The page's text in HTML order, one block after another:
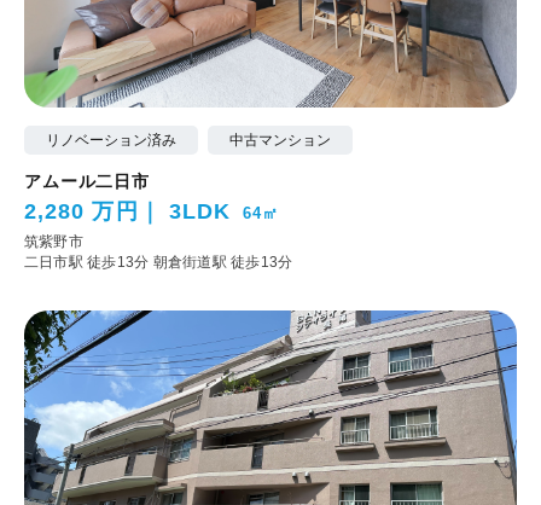
リノベーション済み 中古マンション
アムール二日市
2,280 万円 3LDK 64㎡
筑紫野市
二日市駅 徒歩13分 朝倉街道駅 徒歩13分